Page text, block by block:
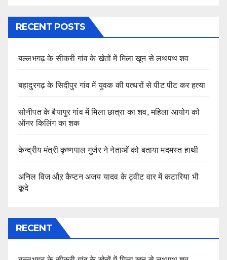
RECENT POSTS
बल्लभगढ़ के सीकरी गांव के खेतों में मिला खून से लथपथ शव
बहादुरगढ़ के सिदीपुर गांव में युवक की पत्थरों से पीट पीट कर हत्या
सोनीपत के बैयापुर गांव में मिला छात्रा का शव, महिला आयोग को
ऑनर किलिंग का शक
केन्द्रीय मंत्री कृष्णपाल गुर्जर ने नेताओं को बताया मदमस्त हाथी
अनिल विज औऱ कैप्टन अजय यादव के ट्वीट वार में कटारिया भी
कूदे
RECENT